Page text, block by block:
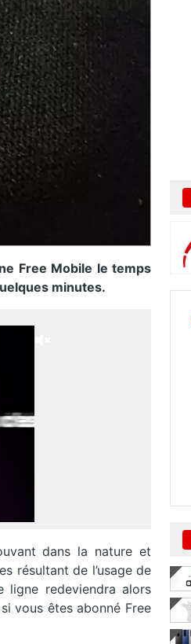
Free Mobile le temps
minutes.
dans la nature et
résultant de l’usage de
ligne redeviendra alors
vous êtes abonné Free